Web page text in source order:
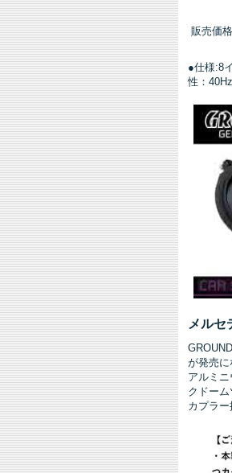
販売価格
●仕様:8
性：
メルセ
が発売に
アルミ
クドー
カプラ